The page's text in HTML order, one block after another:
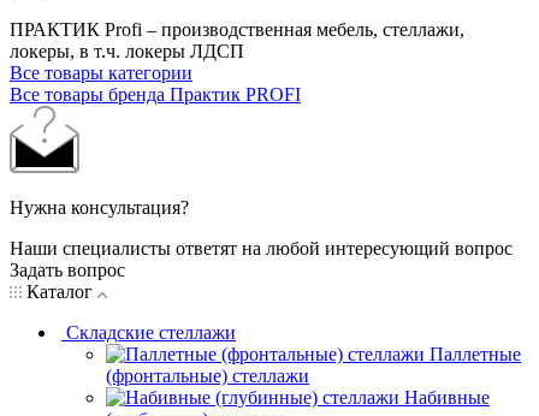
ПРАКТИК Profi – производственная мебель, стеллажи,
локеры, в т.ч. локеры ЛДСП
Все товары категории
Все товары бренда Практик PROFI
Нужна консультация?
Наши специалисты ответят на любой интересующий вопрос
Задать вопрос
Каталог
Складские стеллажи
Паллетные
(фронтальные) стеллажи
Набивные